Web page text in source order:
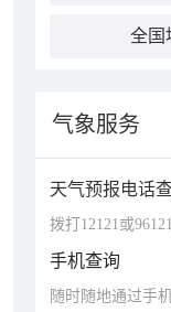
全国
气象服务
天气预报电话
拨打12121或
手机查询
随时随地通过手